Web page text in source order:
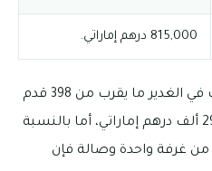
815,000 درهم إماراتي.
تبلغ مساحة الاستوديوهات في الغدير ما يقرب من 398 قدم
مربع بأسعار شراء تبلغ 290 ألف درهم إماراتي، أما بالنسبة
غرفة واحدة وصالة فإن